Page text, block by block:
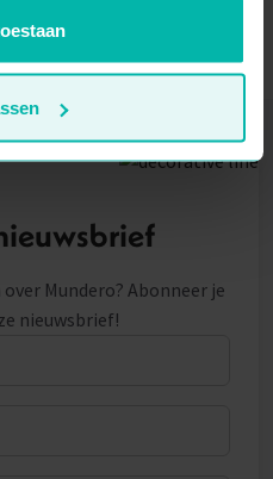
Mundero? Abonneer je
nieuwsbrief!